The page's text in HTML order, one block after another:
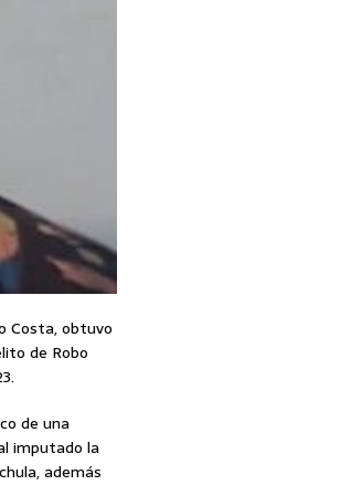
Costa, obtuvo
de Robo
de una
imputado la
además